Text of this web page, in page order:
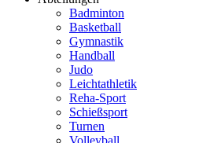
Badminton
Basketball
Gymnastik
Handball
Judo
Leichtathletik
Reha-Sport
Schießsport
Turnen
Volleyball